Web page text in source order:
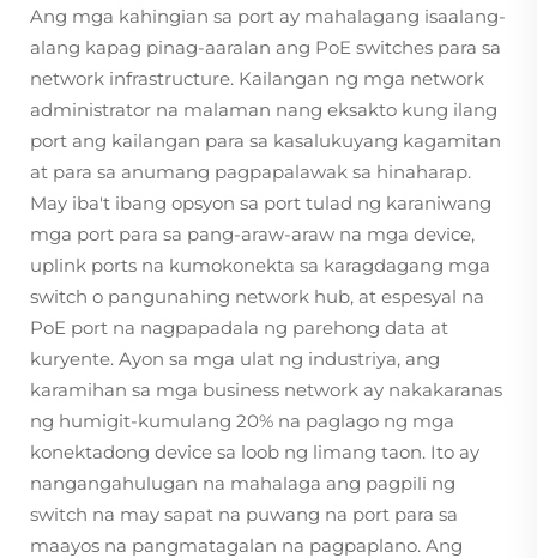
Ang mga kahingian sa port ay mahalagang isaalang-
alang kapag pinag-aaralan ang PoE switches para sa
network infrastructure. Kailangan ng mga network
administrator na malaman nang eksakto kung ilang
port ang kailangan para sa kasalukuyang kagamitan
at para sa anumang pagpapalawak sa hinaharap.
May iba't ibang opsyon sa port tulad ng karaniwang
mga port para sa pang-araw-araw na mga device,
uplink ports na kumokonekta sa karagdagang mga
switch o pangunahing network hub, at espesyal na
PoE port na nagpapadala ng parehong data at
kuryente. Ayon sa mga ulat ng industriya, ang
karamihan sa mga business network ay nakakaranas
ng humigit-kumulang 20% na paglago ng mga
konektadong device sa loob ng limang taon. Ito ay
nangangahulugan na mahalaga ang pagpili ng
switch na may sapat na puwang na port para sa
maayos na pangmatagalan na pagpaplano. Ang